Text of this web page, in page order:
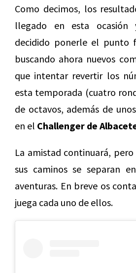
Como decimos, los
llegado en esta
decidido ponerle el punto
buscando ahora nuevos
que intentar revertir los
esta temporada (cuatro
de octavos, además de
en el Challenger de
La amistad continuará,
sus caminos se separan
aventuras. En breve os
juega cada uno de ellos.